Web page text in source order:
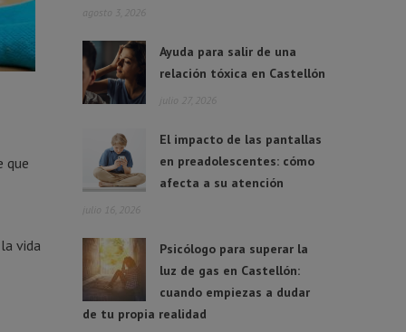
que
vida
agosto 3, 2026
Ayuda para salir de una
relación tóxica en Castellón
julio 27, 2026
El impacto de las pantallas
en preadolescentes: cómo
afecta a su atención
julio 16, 2026
Psicólogo para superar la
luz de gas en Castellón:
cuando empiezas a dudar
de tu propia realidad